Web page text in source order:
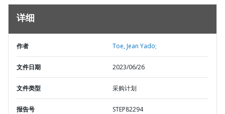
详细
作者 Toe, Jean Yado;
文件日期 2023/06/26
文件类型 采购计划
报告号 STEP82294